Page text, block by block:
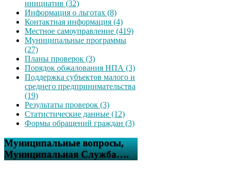
инициатив (32)
Информация о льготах (8)
Контактная информация (4)
Местное самоуправление (419)
Муниципальные программы
(27)
Планы проверок (3)
Порядок обжалования НПА (3)
Поддержка субъектов малого и
среднего предпринимательства
(19)
Результаты проверок (3)
Статистические данные (12)
Формы обращений граждан (3)
Муниципальные вопросы,
Муниципальная Служба….